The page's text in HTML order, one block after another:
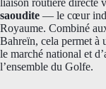
liaison routière directe
saoudite — le cœur
Royaume. Combiné
Bahreïn, cela permet à
le marché national et
l’ensemble du Golfe.